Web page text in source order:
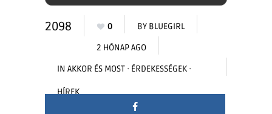
2098 0 BY BLUEGIRL
2 HÓNAP AGO
IN AKKOR ÉS MOST · ÉRDEKESSÉGEK ·
HÍREK